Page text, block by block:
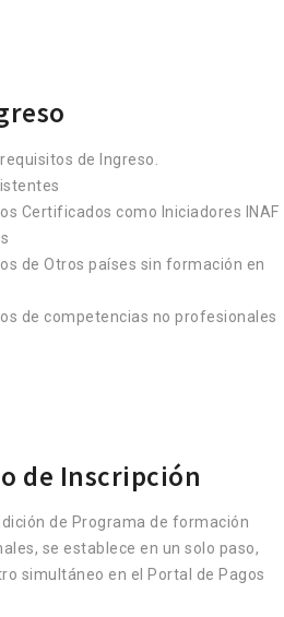
de Ingreso.
Certificados como Iniciadores INAF
de Otros países sin formación en
de competencias no profesionales
de Inscripción
de Programa de formación
se establece en un solo paso,
simultáneo en el Portal de Pagos